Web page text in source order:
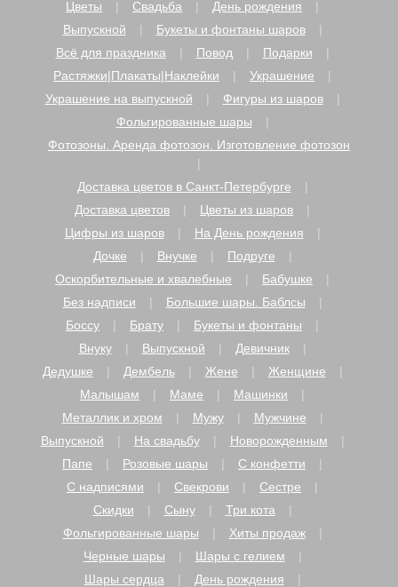
Цветы
Свадьба
День рождения
Выпускной
Букеты и фонтаны шаров
Всё для праздника
Повод
Подарки
Растяжки|Плакаты|Наклейки
Украшение
Украшение на выпускной
Фигуры из шаров
Фольгированные шары
Фотозоны. Аренда фотозон. Изготовление фотозон
Доставка цветов в Санкт-Петербурге
Доставка цветов
Цветы из шаров
Цифры из шаров
На День рождения
Дочке
Внучке
Подруге
Оскорбительные и хвалебные
Бабушке
Без надписи
Большие шары. Баблсы
Боссу
Брату
Букеты и фонтаны
Внуку
Выпускной
Девичник
Дедушке
Дембель Жене
Женщине
Малышам
Маме
Машинки
Металлик и хром
Мужу
Мужчине
Выпускной
На свадьбу
Новорожденным
Папе
Розовые шары
С конфетти
С надписями
Свекрови
Сестре
Скидки
Сыну
Три кота
Фольгированные шары
Хиты продаж
Черные шары
Шары с гелием
Шары сердца
День рождения